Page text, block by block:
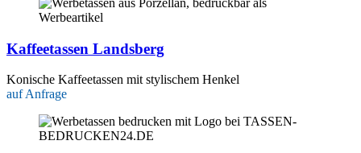
Kaffeetassen Landsberg
Konische Kaffeetassen mit stylischem Henkel
auf Anfrage